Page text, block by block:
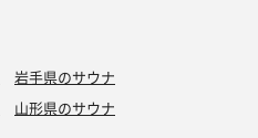
岩手県のサウナ
山形県のサウナ